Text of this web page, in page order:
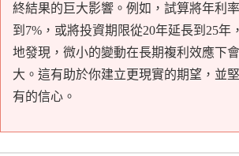
終結果的巨大影響。例如，試算將年利
到7%，或將投資期限從20年延長到25年
地發現，微小的變動在長期複利效應下
大。這有助於你建立更現實的期望，並
有的信心。